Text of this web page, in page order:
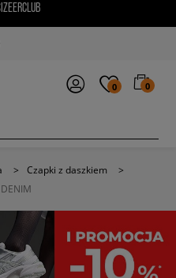
0 0
> Czapki z daszkiem
>